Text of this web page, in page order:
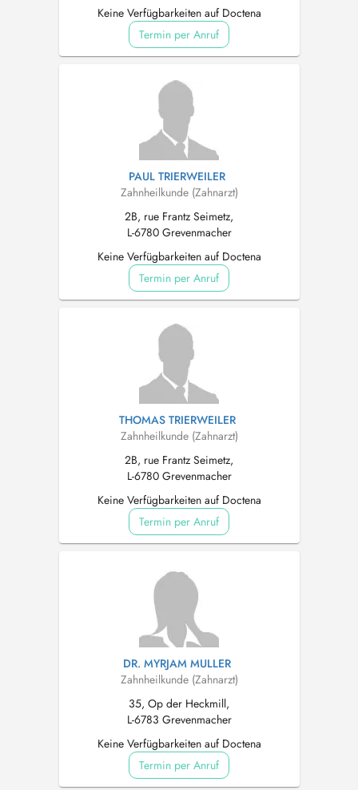
Keine Verfügbarkeiten auf Doctena
Termin per Anruf
PAUL TRIERWEILER
Zahnheilkunde (Zahnarzt)
2B, rue Frantz Seimetz,
L-6780 Grevenmacher
Keine Verfügbarkeiten auf Doctena
Termin per Anruf
THOMAS TRIERWEILER
Zahnheilkunde (Zahnarzt)
2B, rue Frantz Seimetz,
L-6780 Grevenmacher
Keine Verfügbarkeiten auf Doctena
Termin per Anruf
DR. MYRJAM MULLER
Zahnheilkunde (Zahnarzt)
35, Op der Heckmill,
L-6783 Grevenmacher
Keine Verfügbarkeiten auf Doctena
Termin per Anruf